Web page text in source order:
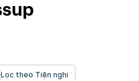
Lọc theo Tiện nghi